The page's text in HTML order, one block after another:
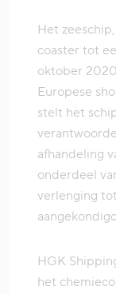
Het
coaster tot
oktober
Europese
stelt het
afhandeling
onderdeel
verlenging
HGK
het